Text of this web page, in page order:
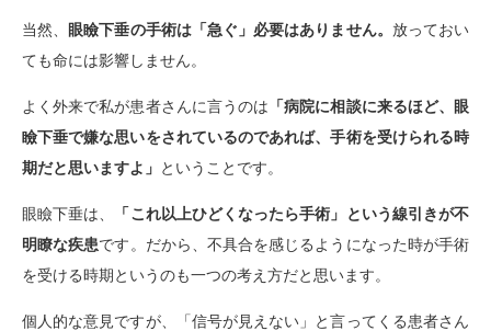
当然、 眼瞼下垂の手術は「急ぐ」必要はありません。 放っておい
ても命には影響しません。
よく外来で私が患者さんに言うのは 「病院に相談に来るほど、眼
瞼下垂で嫌な思いをされているのであれば、手術を受けられる時
期だと思いますよ」 ということです。
眼瞼下垂は、
「これ以上ひどくなったら手術」という線引きが不
明瞭な疾患です。だから、不具合を感じるようになった時が手術
を受ける時期というのも一つの考え方だと思います。
個人的な意見ですが、「信号が見えない」と言ってくる患者さん